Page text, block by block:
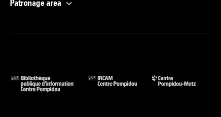
Patronage area